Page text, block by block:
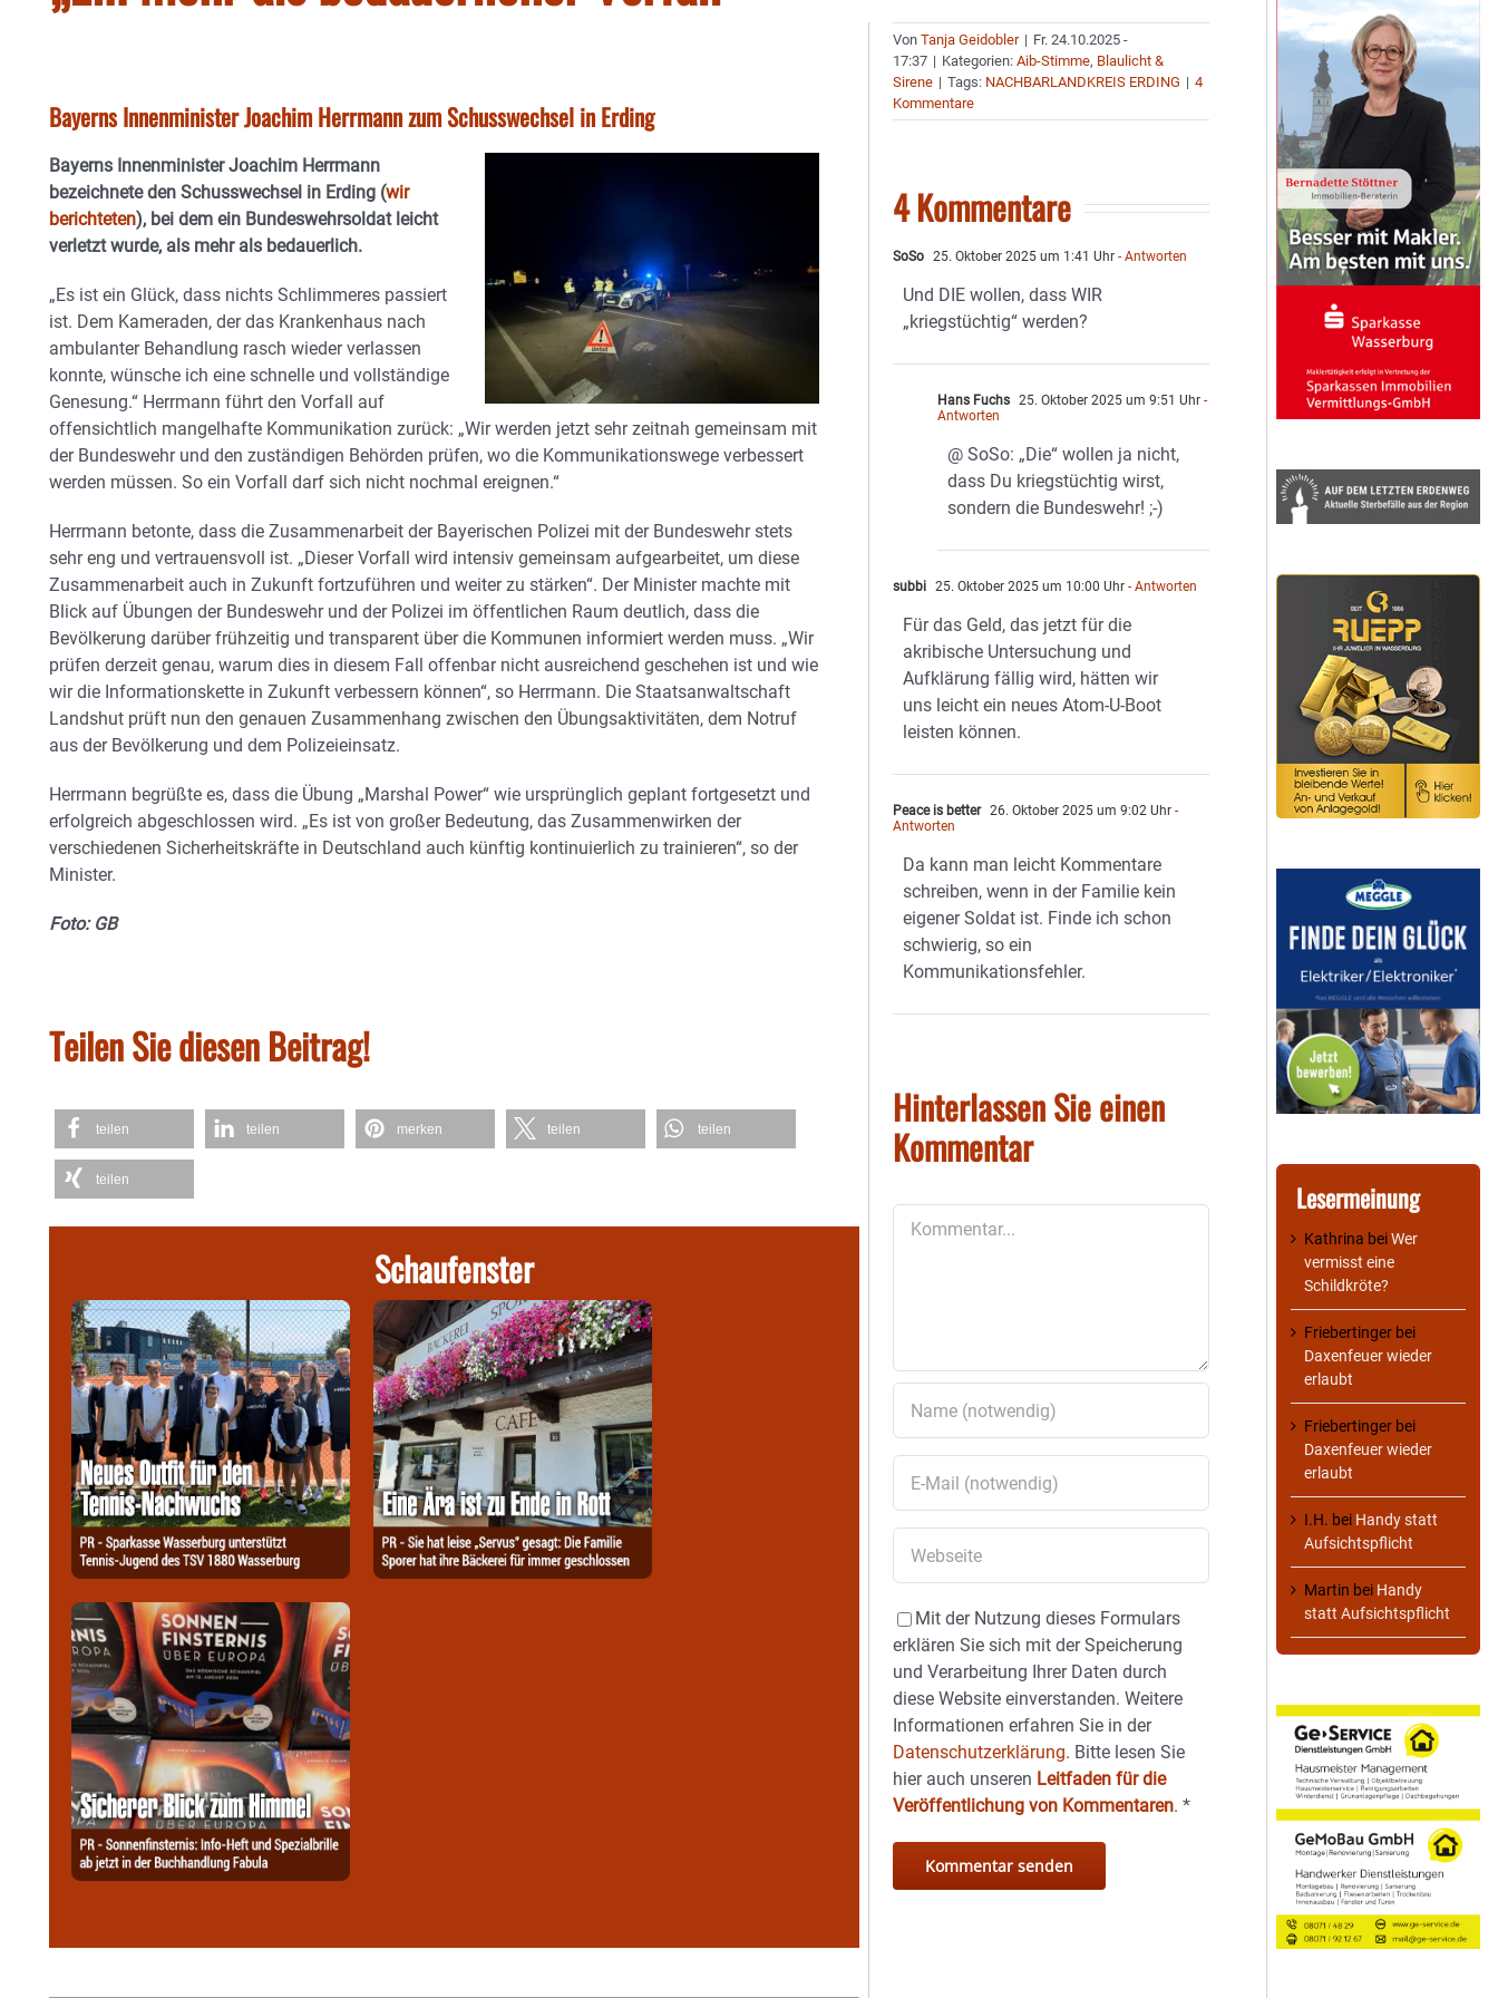
Bayerns Innenminister Joachim Herrmann zum Schusswechsel in Erding
Bayerns Innenminister Joachim Herrmann
bezeichnete den Schusswechsel in Erding (wir
berichteten), bei dem ein Bundeswehrsoldat leicht
verletzt wurde, als mehr als bedauerlich.
„Es ist ein Glück, dass nichts Schlimmeres passiert
ist. Dem Kameraden, der das Krankenhaus nach
ambulanter Behandlung rasch wieder verlassen
konnte, wünsche ich eine schnelle und vollständige
Genesung.“ Herrmann führt den Vorfall auf
offensichtlich mangelhafte Kommunikation zurück: „Wir werden jetzt sehr zeitnah gemeinsam mit
der Bundeswehr und den zuständigen Behörden prüfen, wo die Kommunikationswege verbessert
werden müssen. So ein Vorfall darf sich nicht nochmal ereignen.“
Herrmann betonte, dass die Zusammenarbeit der Bayerischen Polizei mit der Bundeswehr stets
sehr eng und vertrauensvoll ist. „Dieser Vorfall wird intensiv gemeinsam aufgearbeitet, um diese
Zusammenarbeit auch in Zukunft fortzuführen und weiter zu stärken“. Der Minister machte mit
Blick auf Übungen der Bundeswehr und der Polizei im öffentlichen Raum deutlich, dass die
Bevölkerung darüber frühzeitig und transparent über die Kommunen informiert werden muss. „Wir
prüfen derzeit genau, warum dies in diesem Fall offenbar nicht ausreichend geschehen ist und wie
wir die Informationskette in Zukunft verbessern können“, so Herrmann. Die Staatsanwaltschaft
Landshut prüft nun den genauen Zusammenhang zwischen den Übungsaktivitäten, dem Notruf
aus der Bevölkerung und dem Polizeieinsatz.
Herrmann begrüßte es, dass die Übung „Marshal Power“ wie ursprünglich geplant fortgesetzt und
erfolgreich abgeschlossen wird. „Es ist von großer Bedeutung, das Zusammenwirken der
verschiedenen Sicherheitskräfte in Deutschland auch künftig kontinuierlich zu trainieren“, so der
Minister.
Foto: GB
Teilen Sie diesen Beitrag!
teilen teilen merken teilen teilen
teilen
Schaufenster
VonTanja Geidobler | Fr. 24.10.2025 -
17:37 | Kategorien:Aib-Stimme, Blaulicht &
Sirene | Tags: NACHBARLANDKREIS ERDING | 4
Kommentare
4 Kommentare
SoSo 25. Oktober 2025 um 1:41 Uhr - Antworten
Und DIE wollen, dass WIR
„kriegstüchtig“ werden?
Hans Fuchs 25. Oktober 2025 um 9:51 Uhr -
Antworten
@ SoSo: „Die“ wollen ja nicht,
dass Du kriegstüchtig wirst,
sondern die Bundeswehr! ;-)
subbi 25. Oktober 2025 um 10:00 Uhr - Antworten
Für das Geld, das jetzt für die
akribische Untersuchung und
Aufklärung fällig wird, hätten wir
uns leicht ein neues Atom-U-Boot
leisten können.
Peace is better 26. Oktober 2025 um 9:02 Uhr -
Antworten
Da kann man leicht Kommentare
schreiben, wenn in der Familie kein
eigener Soldat ist. Finde ich schon
schwierig, so ein
Kommunikationsfehler.
Hinterlassen Sie einen
Kommentar
Mit der Nutzung dieses Formulars
erklären Sie sich mit der Speicherung
und Verarbeitung Ihrer Daten durch
diese Website einverstanden. Weitere
Informationen erfahren Sie in der
Datenschutzerklärung. Bitte lesen Sie
hier auch unseren Leitfaden für die
Veröffentlichung von Kommentaren.*
Lesermeinung
Kathrina beiWer
vermisst eine
Schildkröte?
Friebertinger bei
Daxenfeuer wieder
erlaubt
Friebertinger bei
Daxenfeuer wieder
erlaubt
I.H. bei Handy statt
Aufsichtspflicht
Martin bei Handy
statt Aufsichtspflicht